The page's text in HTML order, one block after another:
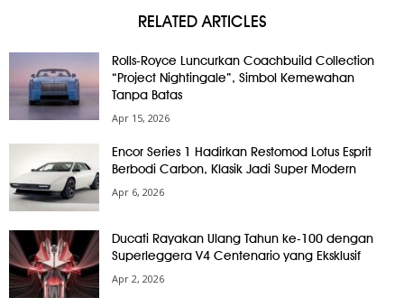
RELATED ARTICLES
Rolls-Royce Luncurkan Coachbuild Collection
“Project Nightingale”, Simbol Kemewahan
Tanpa Batas
Apr 15, 2026
Encor Series 1 Hadirkan Restomod Lotus Esprit
Berbodi Carbon, Klasik Jadi Super Modern
Apr 6, 2026
Ducati Rayakan Ulang Tahun ke-100 dengan
Superleggera V4 Centenario yang Eksklusif
Apr 2, 2026